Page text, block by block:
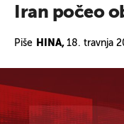
Iran počeo
Piše HINA, 18. travnja